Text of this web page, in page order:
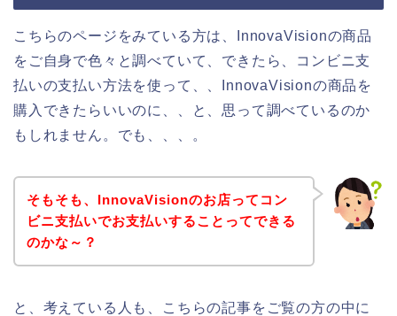
こちらのページをみている方は、InnovaVisionの商品
をご自身で色々と調べていて、できたら、コンビニ支
払いの支払い方法を使って、、InnovaVisionの商品を
購入できたらいいのに、、と、思って調べているのか
もしれません。でも、、、。
そもそも、InnovaVisionのお店ってコン
ビニ支払いでお支払いすることってできる
のかな～？
と、考えている人も、こちらの記事をご覧の方の中に